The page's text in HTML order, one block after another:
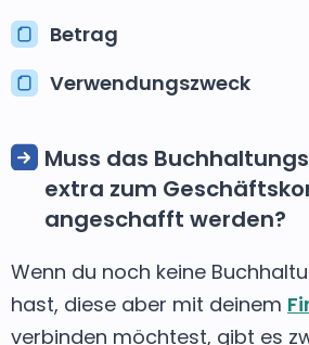
Betrag
Verwendungszweck
Muss das
extra zum
angeschafft werden?
Wenn du noch keine
hast, diese aber mit deinem
verbinden möchtest, gibt es